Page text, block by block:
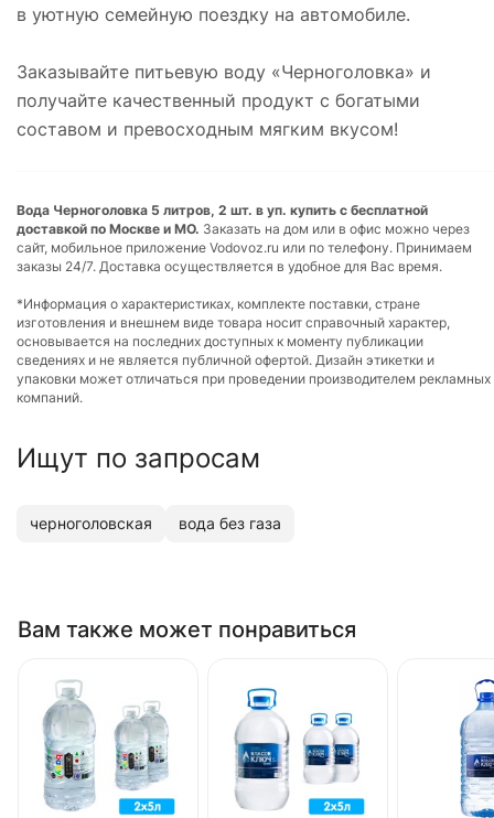
в уютную семейную поездку на автомобиле.
Заказывайте питьевую воду «Черноголовка» и
получайте качественный продукт с богатыми
составом и превосходным мягким вкусом!
Вода Черноголовка 5 литров, 2 шт. в уп. купить с бесплатной
доставкой по Москве и МО. Заказать на дом или в офис можно через
сайт, мобильное приложение Vodovoz.ru или по телефону. Принимаем
заказы 24/7. Доставка осуществляется в удобное для Вас время.
*Информация о характеристиках, комплекте поставки, стране
изготовления и внешнем виде товара носит справочный характер,
основывается на последних доступных к моменту публикации
сведениях и не является публичной офертой. Дизайн этикетки и
упаковки может отличаться при проведении производителем рекламных
компаний.
Ищут по запросам
черноголовская вода без газа
Вам также может понравиться